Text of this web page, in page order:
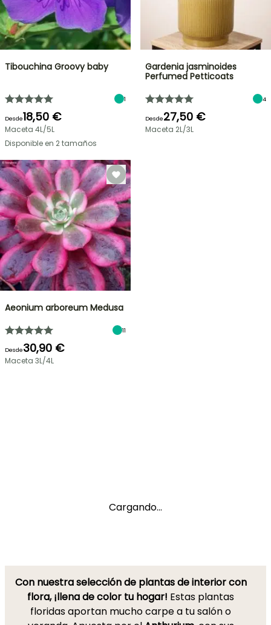
Tibouchina Groovy baby
1
Desde18,50 €
Maceta 4L/5L
Disponible en 2 tamaños
Gardenia jasminoides
Perfumed Petticoats
4
Desde27,50 €
Maceta 2L/3L
Aeonium arboreum Medusa
11
Desde30,90 €
Maceta 3L/4L
Cargando...
Con nuestra selección de plantas de interior con
flora, ¡llena de color tu hogar! Estas plantas
floridas aportan mucho carpe a tu salón o